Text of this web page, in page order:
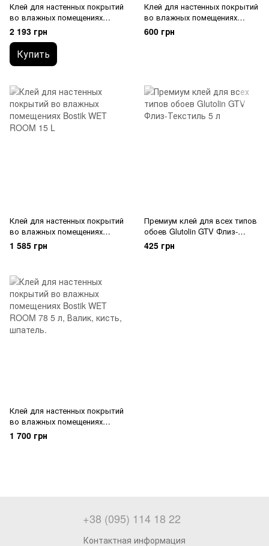
Клей для настенных покрытий
во влажных помещениях
Bostik WET ROOM 78 15 л
2 193 грн
Купить
Клей для настенных покрытий
во влажных помещениях
Bostik WET ROOM 5 L
600 грн
Клей для настенных покрытий
во влажных помещениях
Bostik WET ROOM 15 L
1 585 грн
Премиум клей для всех типов
обоев Glutolin GTV Флиз-
Текстиль 5 л
425 грн
Клей для настенных покрытий
во влажных помещениях
Bostik WET ROOM 78 5 л
1 700 грн
+38 (095) 114 18 22
Контактная информация